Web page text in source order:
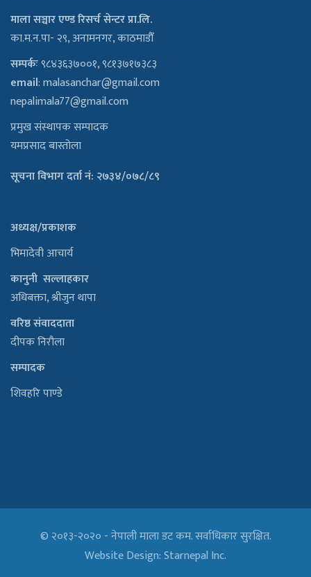
माला सञ्चार एण्ड रिसर्च सेन्टर प्रा.लि.
का.म.न.पा- २९, अनामनगर, काठमाडौँ
सम्पर्कः९८४३६३७००१, ९८१३७१७३८३
email:malasanchar@gmail.com
nepalimala77@gmail.com
प्रमुख संस्थापक सम्पादक
यमप्रसाद बास्तोला
सूचना विभाग दर्ता नं: २७३४/०७८/८९
अध्यक्ष/प्रकाशक
भिमादेवी आचार्य
कानुनी सल्लाहकार
अधिबक्ता, श्रीजुन थापा
वरिष्ठ संवाददाता
दीपक निरौला
सम्पादक
शिवहरि पाण्डे
© २०१३-२०२० - नेपाली माला डट कम. सर्वाधिकार सुरक्षित.
Website Design:Starnepal Inc.